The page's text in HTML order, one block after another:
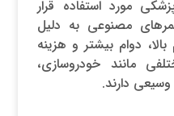
استفاده قرار
مصنوعی به دلیل
دوام بیشتر و هزینه
مانند خودروسازی،
دارند.